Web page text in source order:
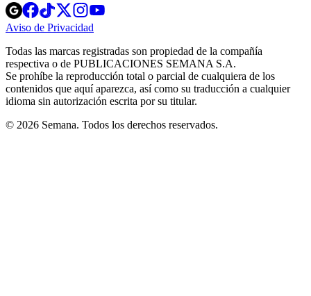
Opens
in
new
Opens
in
new
Opens
in
new
window
Opens
new
windowwindow
Aviso de Privacidad
new
window
Todas las marcas registradas son propiedad de la compañía
respectiva o de PUBLICACIONES SEMANA S.A.
Se prohíbe la reproducción total o parcial de cualquiera de los
contenidos que aquí aparezca, así como su traducción a cualquier
idioma sin autorización escrita por su titular.
© 2026 Semana. Todos los derechos reservados.